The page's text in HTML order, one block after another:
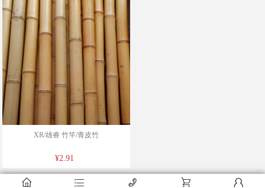
󰂠 󰂦 󰄫 󰂟 󰂢
󰂠 󰂦 󰄫 󰂟 󰂢
XR/雄睿 竹竿/青皮竹
¥2.91
󰂠 󰂦 󰄫 󰂟 󰂢